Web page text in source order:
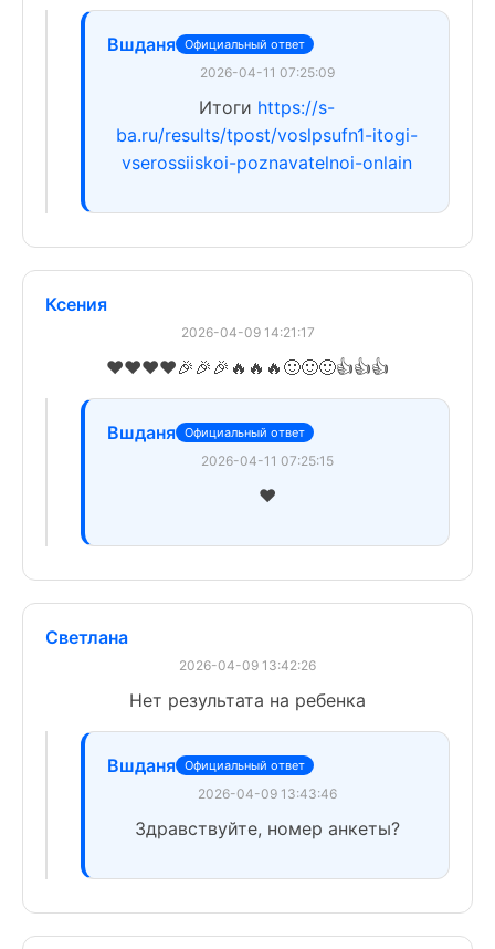
Вшданя Официальный ответ
2026-04-11 07:25:09
Итоги https://s-
ba.ru/results/tpost/voslpsufn1-itogi-
vserossiiskoi-poznavatelnoi-onlain
Ксения
2026-04-09 14:21:17
❤️❤️❤️❤️🎉🎉🎉🔥🔥🔥🙂🙂🙂👍👍👍
Вшданя Официальный ответ
2026-04-11 07:25:15
❤️
Светлана
2026-04-09 13:42:26
Нет результата на ребенка
Вшданя Официальный ответ
2026-04-09 13:43:46
Здравствуйте, номер анкеты?